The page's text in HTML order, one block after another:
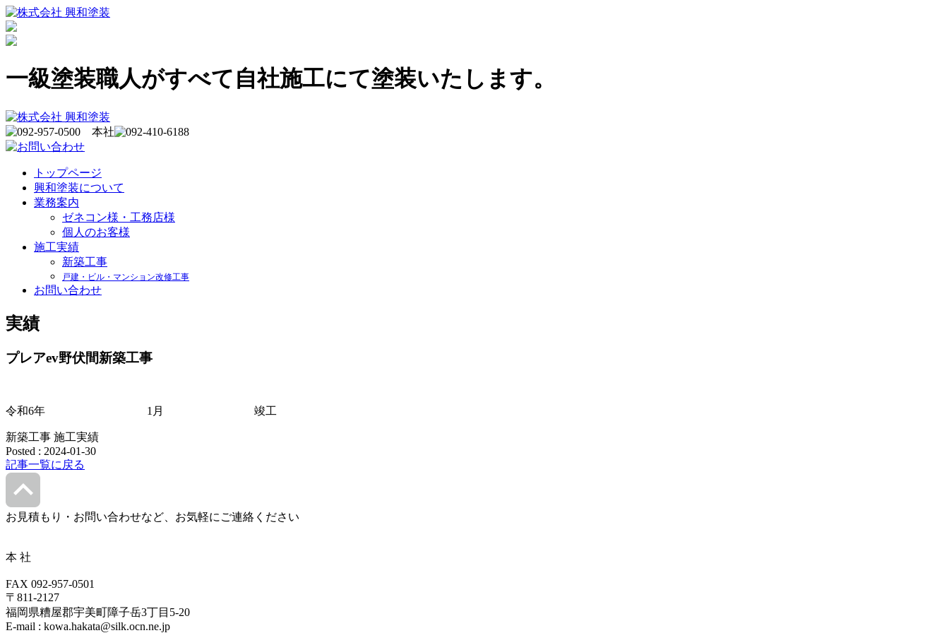
一級塗装職人がすべて自社施工にて塗装いたします。
トップページ
興和塗装について
業務案内
ゼネコン様・工務店様
個人のお客様
施工実績
新築工事
戸建・ビル・マンション改修工事
お問い合わせ
実績
プレアev野伏間新築工事
令和6年 1月 竣工
新築工事 施工実績
Posted : 2024-01-30
記事一覧に戻る
お見積もり・お問い合わせなど、お気軽にご連絡ください
本 社
FAX 092-957-0501
〒811-2127
福岡県糟屋郡宇美町障子岳3丁目5-20
E-mail : kowa.hakata@silk.ocn.ne.jp